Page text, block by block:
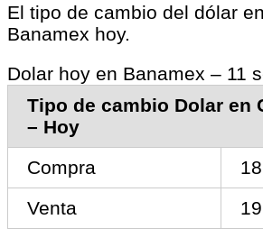
El tipo de cambio del dólar
Banamex hoy.
Dolar hoy en Banamex – 11
Tipo de cambio Dolar en
– Hoy
Compra
Venta